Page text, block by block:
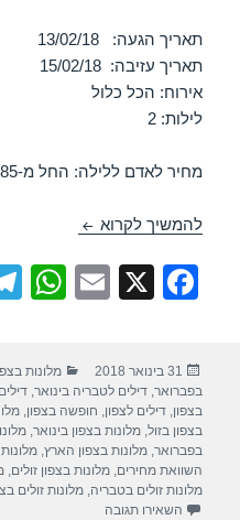
תאריך הגעה: 13/02/18
תאריך עזיבה: 15/02/18
אירוח: הכל כלול
לילות: 2
מחיר לאדם ללילה: החל מ-₪485
להמשיך לקרוא חופשה במלון
F
e
b
o
o
X
E
s
A
p
p
פורסם
בתאריך
31 בינואר 2018 קטגוריות
מלונות
בפברואר,דילים לטבריה בינואר,
בצפון,דילים לצפון, חופשה בצפון,
בצפון בזול,מלונות בצפון בינואר,
בפברואר,מלונות בצפון הארץ,
השוואת מחירים,מלונות בצפון זולים,
מלונות זולים בטבריה,מלונות זולים
השאירו תגובה